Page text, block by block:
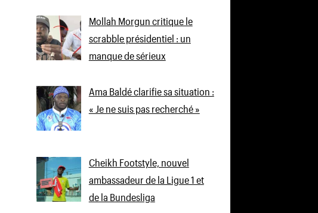
Mollah Morgun critique le
scrabble présidentiel : un
manque de sérieux
Ama Baldé clarifie sa situation :
« Je ne suis pas recherché »
Cheikh Footstyle, nouvel
ambassadeur de la Ligue 1 et
de la Bundesliga